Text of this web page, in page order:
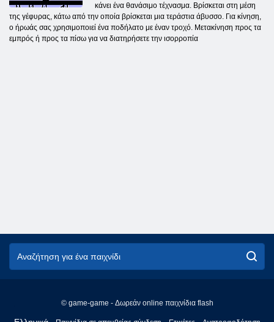
κάνει ένα θανάσιμο τέχνασμα. Βρίσκεται στη μέση
της γέφυρας, κάτω από την οποία βρίσκεται μια τεράστια άβυσσο. Για κίνηση,
ο ήρωάς σας χρησιμοποιεί ένα ποδήλατο με έναν τροχό. Μετακίνηση προς τα
εμπρός ή προς τα πίσω για να διατηρήσετε την ισορροπία
© game-game - Δωρεάν online παιχνίδια flash
English